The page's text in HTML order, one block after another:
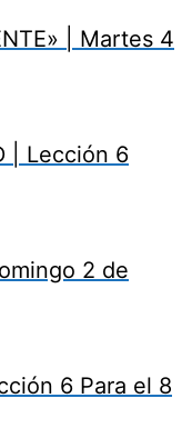
| Martes 4
| Lección 6
2 de
6 Para el 8